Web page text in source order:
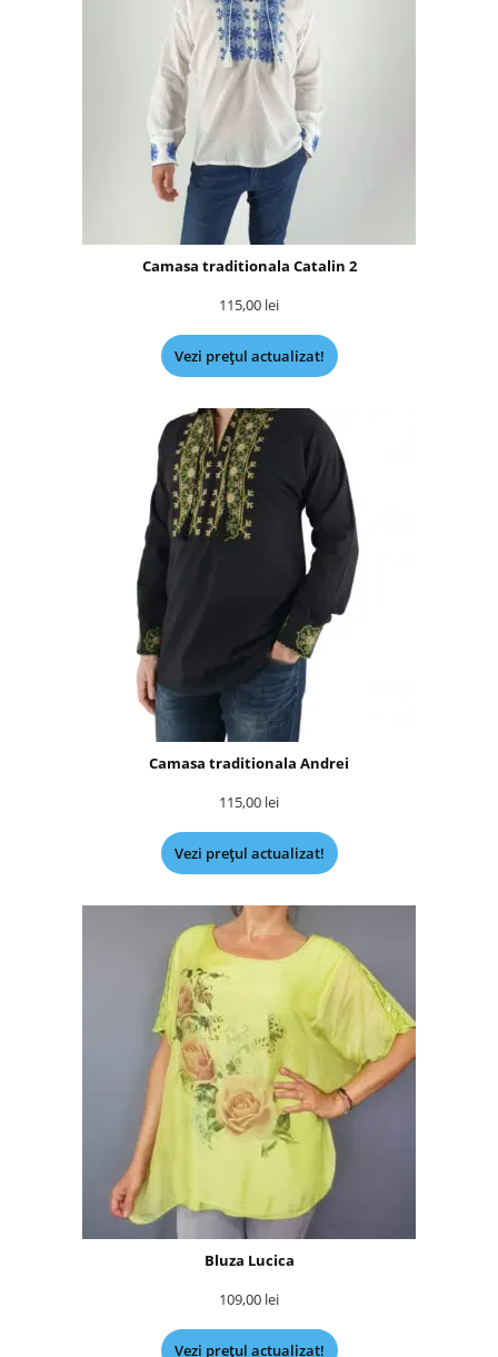
Camasa traditionala Catalin 2
115,00 lei
Vezi prețul actualizat!
Camasa traditionala Andrei
115,00 lei
Vezi prețul actualizat!
Bluza Lucica
109,00 lei
Vezi prețul actualizat!